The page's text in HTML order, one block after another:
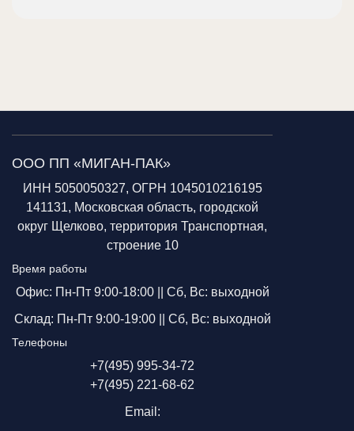
ООО ПП «МИГАН-ПАК»
ИНН 5050050327, ОГРН 1045010216195
141131, Московская область, городской
округ Щелково, территория Транспортная,
строение 10
Время работы
Офис: Пн-Пт 9:00-18:00 || Сб, Вс: выходной
Склад: Пн-Пт 9:00-19:00 || Сб, Вс: выходной
Телефоны
+7(495) 995-34-72
+7(495) 221-68-62
Email: